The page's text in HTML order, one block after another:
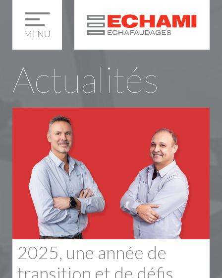
Actualités
2025, une année de
transition et de défis